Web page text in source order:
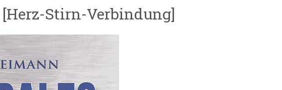
Stirn-Verbindung]